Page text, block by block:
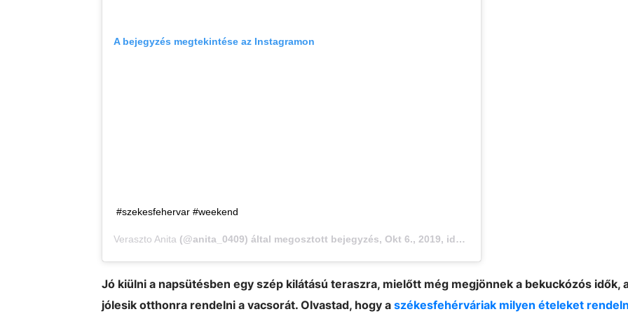
A bejegyzés megtekintése az Instagramon
#szekesfehervar #weekend
Veraszto Anita (@anita_0409) által megosztott bejegyzés, Okt 6., 2019, időpont: 5:43 (PDT időzóna szerint)
Jó kiülni a napsütésben egy szép kilátású teraszra, mielőtt még megjönnek a bekuckózós idők,
jólesik otthonra rendelni a vacsorát. Olvastad, hogy a székesfehérváriak milyen ételeket